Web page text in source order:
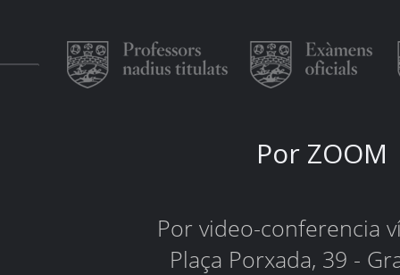
Por ZOOM
Por video-conferencia
Plaça Porxada, 39 -